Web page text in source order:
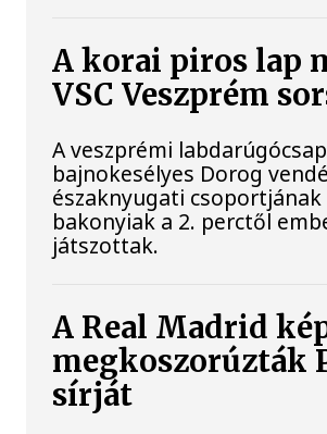
A korai piros lap
VSC Veszprém
A veszprémi
bajnokesélyes Dorog
északnyugati
bakonyiak a 2. perctől
játszottak.
A Real Madrid
megkoszorúzták
sírját